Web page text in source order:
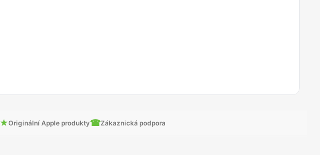
★Originální Apple produkty☎Zákaznická podpora